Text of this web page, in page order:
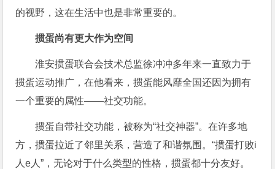
的视野，这在生活中也是非常重要的。
掼蛋尚有更大作为空间
淮安掼蛋联合会技术总监徐冲冲多年来一直致力于
掼蛋运动推广，在他看来，掼蛋能风靡全国还因为拥有
一个重要的属性——社交功能。
掼蛋自带社交功能，被称为“社交神器”。在许多地
方，掼蛋拉近了邻里关系，营造了和谐氛围。“掼蛋打败i
人e人”，无论对于什么类型的性格，掼蛋都十分友好。